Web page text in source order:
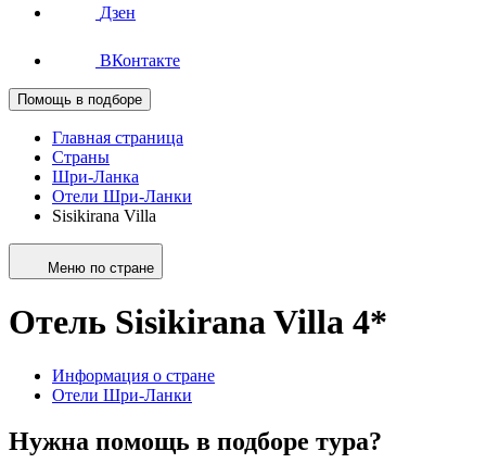
Дзен
ВКонтакте
Помощь в подборе
Главная страница
Страны
Шри-Ланка
Отели Шри-Ланки
Sisikirana Villa
Меню по стране
Отель Sisikirana Villa 4*
Информация о стране
Отели Шри-Ланки
Нужна помощь в подборе тура?